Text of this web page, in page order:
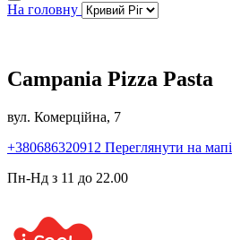
На головну
Campania Pizza Pasta
вул. Комерційна, 7
+380686320912 Переглянути на мапі
Пн-Нд з 11 до 22.00